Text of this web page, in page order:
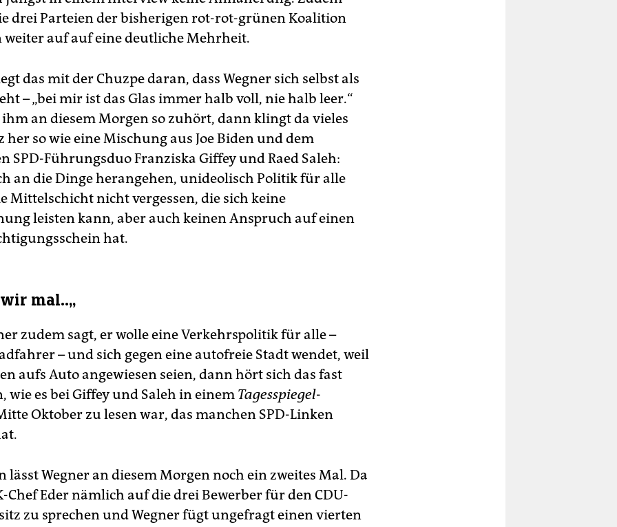
drei Parteien der bisherigen rot-rot-grünen Koalition
weiter auf auf eine deutliche Mehrheit.
das mit der Chuzpe daran, dass Wegner sich selbst als
– „bei mir ist das Glas immer halb voll, nie halb leer.“
an diesem Morgen so zuhört, dann klingt da vieles
her so wie eine Mischung aus Joe Biden und dem
SPD-Führungsduo Franziska Giffey und Raed Saleh:
an die Dinge herangehen, unideolisch Politik für alle
Mittelschicht nicht vergessen, die sich keine
leisten kann, aber auch keinen Anspruch auf einen
hat.
mal..„
zudem sagt, er wolle eine Verkehrspolitik für alle –
– und sich gegen eine autofreie Stadt wendet, weil
aufs Auto angewiesen seien, dann hört sich das fast
wie es bei Giffey und Saleh in einem Tagesspiegel-
Oktober zu lesen war, das manchen SPD-Linken
lässt Wegner an diesem Morgen noch ein zweites Mal. Da
Chef Eder nämlich auf die drei Bewerber für den CDU-
zu sprechen und Wegner fügt ungefragt einen vierten